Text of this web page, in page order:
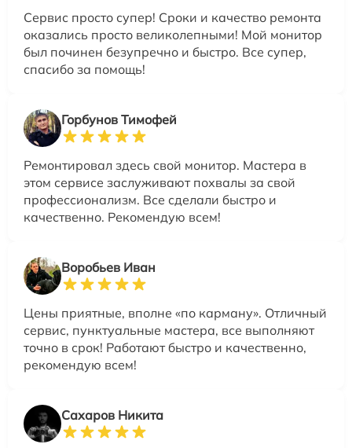
Сервис просто супер! Сроки и качество ремонта
оказались просто великолепными! Мой монитор
был починен безупречно и быстро. Все супер,
спасибо за помощь!
Горбунов Тимофей
Ремонтировал здесь свой монитор. Мастера в
этом сервисе заслуживают похвалы за свой
профессионализм. Все сделали быстро и
качественно. Рекомендую всем!
Воробьев Иван
Цены приятные, вполне «по карману». Отличный
сервис, пунктуальные мастера, все выполняют
точно в срок! Работают быстро и качественно,
рекомендую всем!
Сахаров Никита